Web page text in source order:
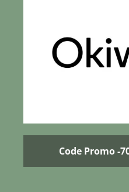
Code Promo -